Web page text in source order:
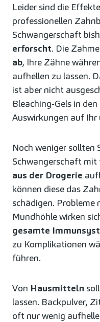
Leider sind die
professionellen
Schwangerschaft
erforscht. Die
ab, Ihre Zähne
aufhellen zu lassen.
ist aber nicht
Bleaching-Gels in
Auswirkungen auf Ihr
Noch weniger sollten
Schwangerschaft
aus der Drogerie
können diese das
schädigen. Probleme
Mundhöhle wirken
gesamte
zu Komplikationen
führen.
Von Hausmitteln
lassen. Backpulver,
oft nur wenig